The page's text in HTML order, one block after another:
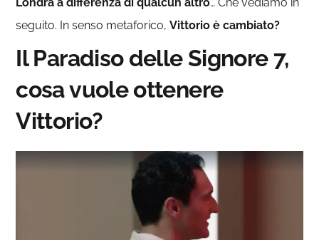
seguito. In senso metaforico,Vittorio è cambiato?
Il Paradiso delle Signore 7,
cosa vuole ottenere
Vittorio?